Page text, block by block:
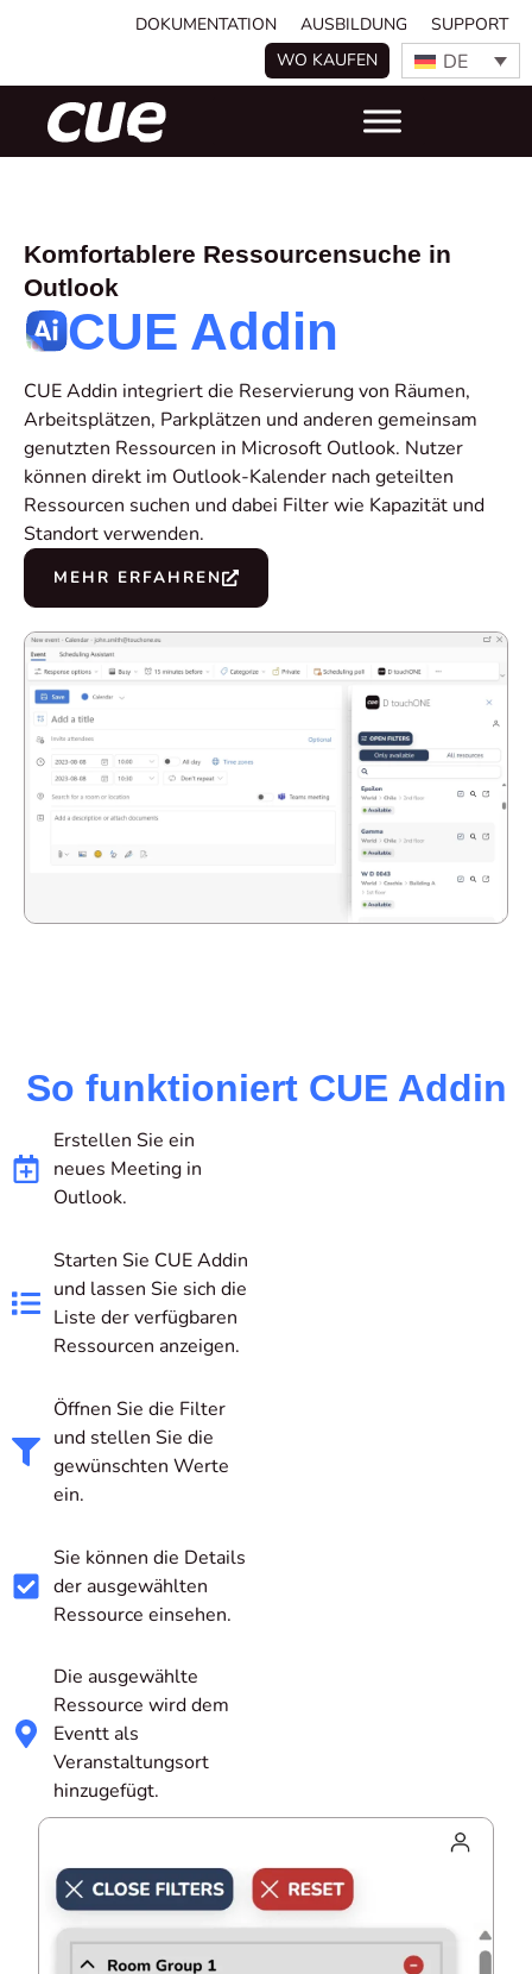
DOKUMENTATION AUSBILDUNG
SUPPORT
WO KAUFEN
DE
Komfortablere Ressourcensuche in
Outlook
CUE Addin
CUE Addin integriert die Reservierung von Räumen,
Arbeitsplätzen, Parkplätzen und anderen gemeinsam
genutzten Ressourcen in Microsoft Outlook. Nutzer
können direkt im Outlook-Kalender nach geteilten
Ressourcen suchen und dabei Filter wie Kapazität und
Standort verwenden.
MEHR ERFAHREN
So funktioniert CUE Addin
Erstellen Sie ein
neues Meeting in
Outlook.
Starten Sie CUE Addin
und lassen Sie sich die
Liste der verfügbaren
Ressourcen anzeigen.
Öffnen Sie die Filter
und stellen Sie die
gewünschten Werte
ein.
Sie können die Details
der ausgewählten
Ressource einsehen.
Die ausgewählte
Ressource wird dem
Eventt als
Veranstaltungsort
hinzugefügt.